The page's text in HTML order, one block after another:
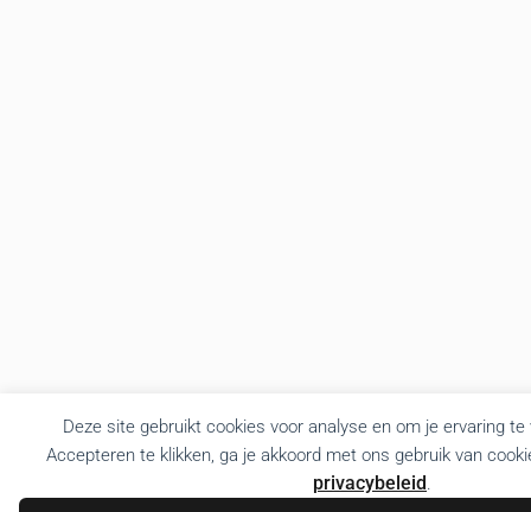
Deze site gebruikt cookies voor analyse en om je ervaring
Accepteren te klikken, ga je akkoord met ons gebruik van
privacybeleid.